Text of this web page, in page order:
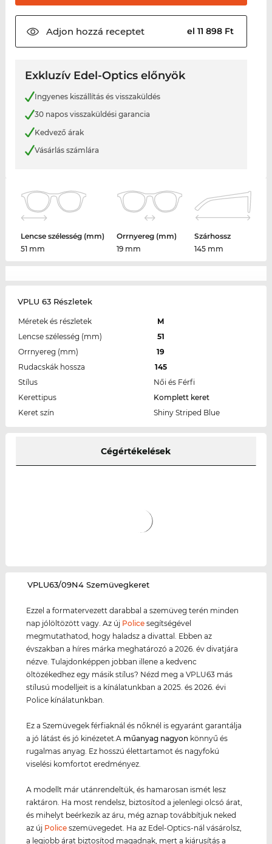
Adjon hozzá receptet el 11 898 Ft
Exkluzív Edel-Optics előnyök
Ingyenes kiszállítás és visszaküldés
30 napos visszaküldési garancia
Kedvező árak
Vásárlás számlára
Lencse szélesség (mm)
51 mm
Orrnyereg (mm)
19 mm
Szárhossz
145 mm
VPLU 63 Részletek
Méretek és részletek
M
Lencse szélesség (mm)
51
Orrnyereg (mm)
19
Rudacskák hossza
145
Stílus
Női és Férfi
Kerettipus
Komplett keret
Keret szín
Shiny Striped Blue
Cégértékelések
‌VPLU63/09N4 Szemüvegkeret
Ezzel a formatervezett darabbal a szemüveg terén minden
nap jólöltözött vagy. Az új Police segítségével
megmutathatod, hogy haladsz a divattal. Ebben az
évszakban a híres márka meghatározó a 2026. év divatjára
nézve. Tulajdonképpen jobban illene a kedvenc
öltözékedhez egy másik stílus? Nézd meg a VPLU63 más
stílusú modelljeit is a kínálatunkban a 2025. és 2026. évi
Police kínálatunkban.
Ez a Szemüvegek férfiaknál és nőknél is egyaránt garantálja
a jó látást és jó kinézetet.A műanyag nagyon könnyű és
rugalmas anyag. Ez hosszú élettartamot és nagyfokú
viselési komfortot eredményez.
A modellt már utánrendeltük, és hamarosan ismét lesz
raktáron. Ha most rendelsz, biztosítod a jelenlegi olcsó árat,
és mihelyt beérkezik az áru, még aznap továbbítjuk neked
az új Police szemüvegedet. Ha az Edel-Optics-nál vásárolsz,
a legjobb árat biztosítod magadnak, mert a kiárusítás a